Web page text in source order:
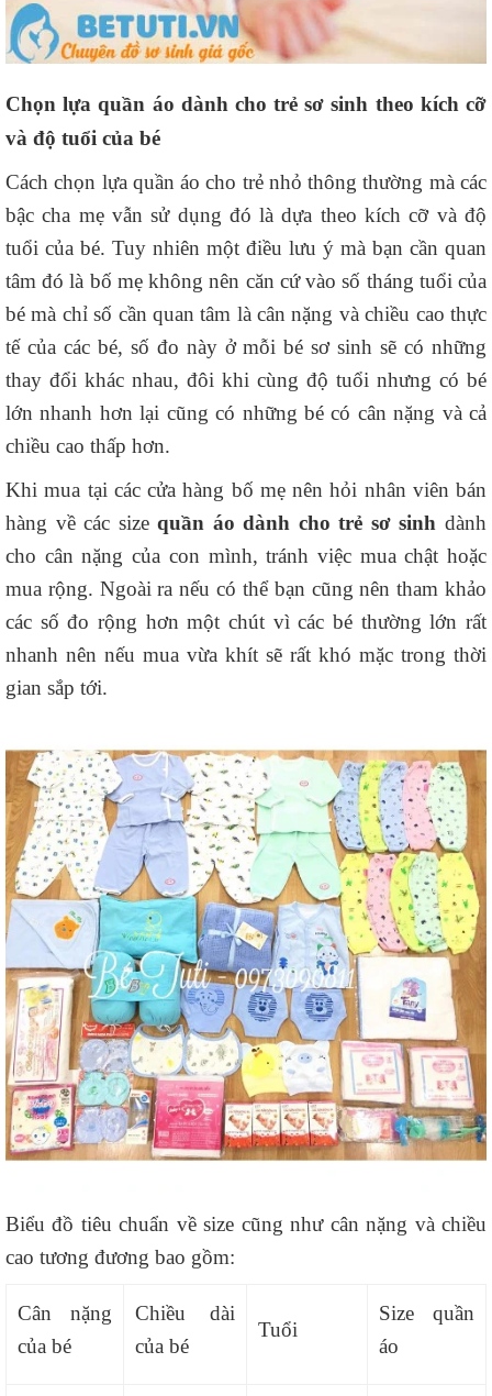
Chọn lựa quần áo dành cho trẻ sơ sinh theo kích cỡ
và độ tuổi của bé
Cách chọn lựa quần áo cho trẻ nhỏ thông thường mà các
bậc cha mẹ vẫn sử dụng đó là dựa theo kích cỡ và độ
tuổi của bé. Tuy nhiên một điều lưu ý mà bạn cần quan
tâm đó là bố mẹ không nên căn cứ vào số tháng tuổi của
bé mà chỉ số cần quan tâm là cân nặng và chiều cao thực
tế của các bé, số đo này ở mỗi bé sơ sinh sẽ có những
thay đổi khác nhau, đôi khi cùng độ tuổi nhưng có bé
lớn nhanh hơn lại cũng có những bé có cân nặng và cả
chiều cao thấp hơn.
Khi mua tại các cửa hàng bố mẹ nên hỏi nhân viên bán
hàng về các sizequần áo dành cho trẻ sơ sinh dành
cho cân nặng của con mình, tránh việc mua chật hoặc
mua rộng. Ngoài ra nếu có thể bạn cũng nên tham khảo
các số đo rộng hơn một chút vì các bé thường lớn rất
nhanh nên nếu mua vừa khít sẽ rất khó mặc trong thời
gian sắp tới.
Biểu đồ tiêu chuẩn về size cũng như cân nặng và chiều
cao tương đương bao gồm:
Cân nặng
của bé
Chiều dài
của bé
Tuổi
Size quần
áo